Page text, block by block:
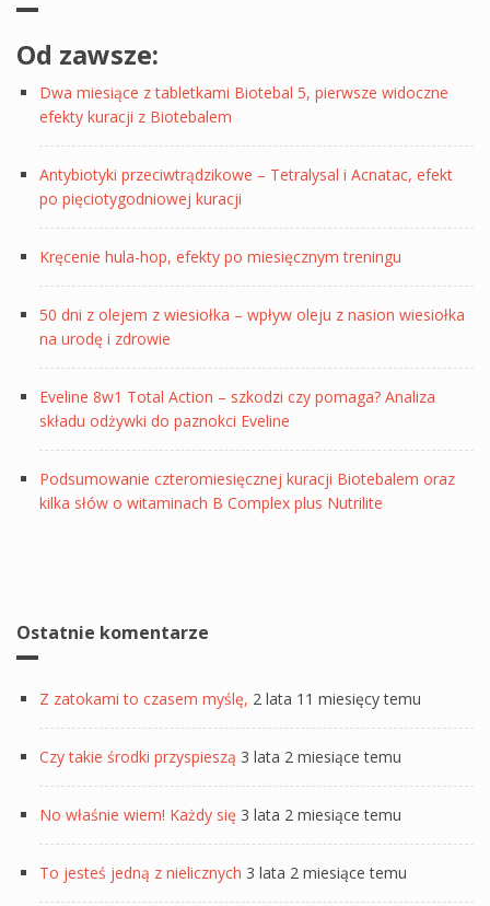
Od zawsze:
Dwa miesiące z tabletkami Biotebal 5, pierwsze widoczne
efekty kuracji z Biotebalem
Antybiotyki przeciwtrądzikowe – Tetralysal i Acnatac, efekt
po pięciotygodniowej kuracji
Kręcenie hula-hop, efekty po miesięcznym treningu
50 dni z olejem z wiesiołka – wpływ oleju z nasion wiesiołka
na urodę i zdrowie
Eveline 8w1 Total Action – szkodzi czy pomaga? Analiza
składu odżywki do paznokci Eveline
Podsumowanie czteromiesięcznej kuracji Biotebalem oraz
kilka słów o witaminach B Complex plus Nutrilite
Ostatnie komentarze
Z zatokami to czasem myślę, 2 lata 11 miesięcy temu
Czy takie środki przyspieszą 3 lata 2 miesiące temu
No właśnie wiem! Każdy się 3 lata 2 miesiące temu
To jesteś jedną z nielicznych 3 lata 2 miesiące temu